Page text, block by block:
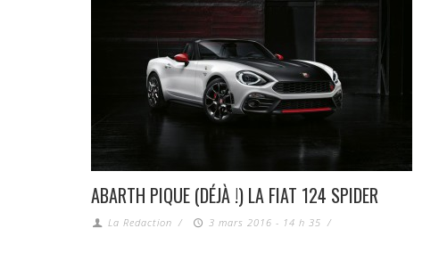
ABARTH PIQUE (DÉJÀ !) LA FIAT 124 SPIDER
La Redaction / 3 mars 2016 - 14 h 35 /